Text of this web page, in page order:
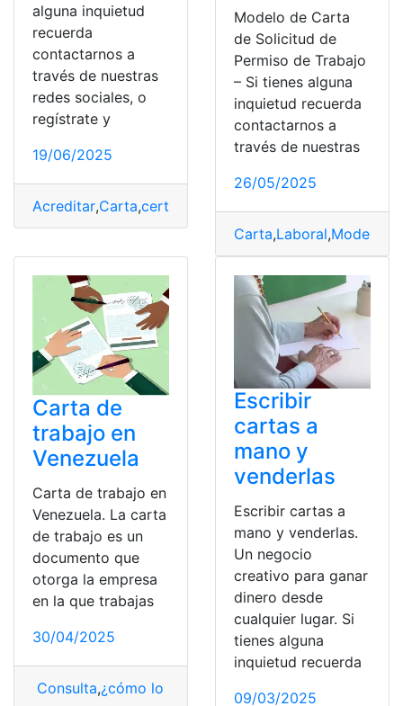
alguna inquietud
recuerda
contactarnos a
través de nuestras
redes sociales, o
regístrate y
19/06/2025
Acreditar,Carta,certificado
Modelo de Carta
de Solicitud de
Permiso de Trabajo
– Si tienes alguna
inquietud recuerda
contactarnos a
través de nuestras
26/05/2025
Carta,Laboral,Modelo
Carta de
trabajo en
Venezuela
Carta de trabajo en
Venezuela. La carta
de trabajo es un
documento que
otorga la empresa
en la que trabajas
30/04/2025
Consulta,¿cómo lo hago? Buscar trabajo
Escribir
cartas a
mano y
venderlas
Escribir cartas a
mano y venderlas.
Un negocio
creativo para ganar
dinero desde
cualquier lugar. Si
tienes alguna
inquietud recuerda
09/03/2025